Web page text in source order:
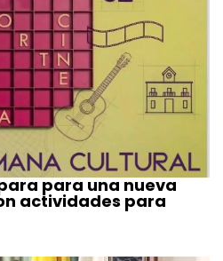
para una nueva
actividades para